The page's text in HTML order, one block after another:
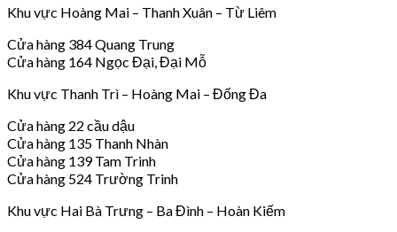
Khu vực Hoàng Mai – Thanh Xuân – Từ Liêm
Cửa hàng 384 Quang Trung
Cửa hàng 164 Ngọc Đại, Đại Mỗ
Khu vực Thanh Trì – Hoàng Mai – Đống Đa
Cửa hàng 22 cầu dậu
Cửa hàng 135 Thanh Nhàn
Cửa hàng 139 Tam Trinh
Cửa hàng 524 Trường Trinh
Khu vực Hai Bà Trưng – Ba Đình – Hoàn Kiếm